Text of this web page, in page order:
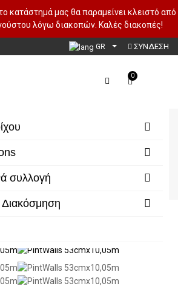
κατάστημά μας θα παραμείνει κλειστό από
λόγω διακοπών. Καλές διακοπές!
GR ΣΥΝΔΕΣΗ
συλλογή
0